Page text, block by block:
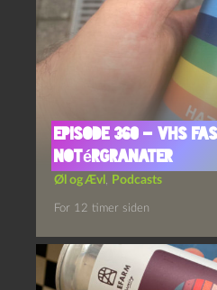
Episode 360 – VHS
Notérgranater
Øl og Ævl , Podcasts
For 12 timer siden